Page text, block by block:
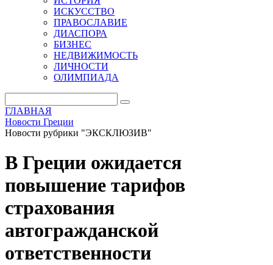
ИСКУССТВО
ПРАВОСЛАВИЕ
ДИАСПОРА
БИЗНЕС
НЕДВИЖИМОСТЬ
ЛИЧНОСТИ
ОЛИМПИАДА
ГЛАВНАЯ
Новости Греции
Новости рубрики "ЭКСКЛЮЗИВ"
В Греции ожидается
повышение тарифов
страхования
автогражданской
ответственности